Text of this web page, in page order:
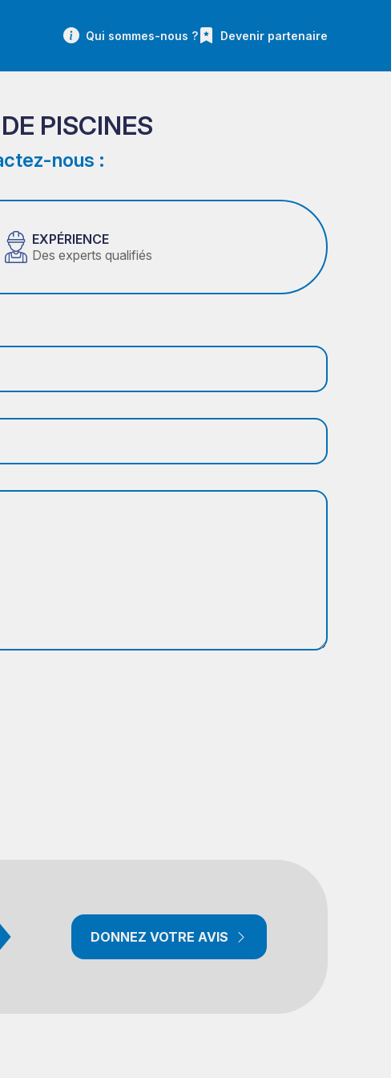
Qui sommes-nous ? Devenir partenaire
PISCINES
nous :
EXPÉRIENCE
Des experts qualifiés
DONNEZ VOTRE AVIS